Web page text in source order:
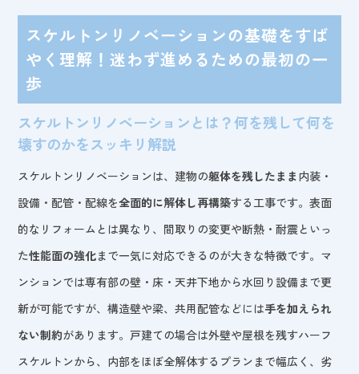
スケルトンリノベーションの基礎をすば
やく理解！迷わず進めるための最初の一
歩
スケルトンリノベーションとは？何を残して何を
壊すのかをスッキリ解説
スケルトンリノベーションは、建物の躯体を残したまま内装・
設備・配管・配線を全面的に解体し再構築する工事です。表面
的なリフォームとは異なり、間取りの変更や断熱・耐震といっ
た性能面の強化まで一気に対応できるのが大きな特徴です。マ
ンションでは専有部の壁・床・天井下地から水回り設備まで更
新が可能ですが、構造壁や梁、共用配管などには手を加えられ
ない制約があります。戸建ての場合は外壁や屋根を残すハーフ
スケルトンから、内部をほぼ全解体するプランまで幅広く、劣